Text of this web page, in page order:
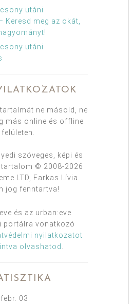
utáni
Keresd meg az okát,
utáni
ne másold, ne
más online és offline
felületen.
szöveges, képi és
© 2008-2026
LTD, Farkas Lívia.
jog fenntartva!
és az urban:eve
portálra vonatkozó
nyilatkozatot
olvashatod
03.